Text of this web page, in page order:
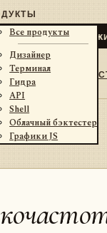
· БИРЖИ ·
Все продукты
Дизайнер
Терминал
Гидра
API
Shell
Облачный бэктестер
Графики JS